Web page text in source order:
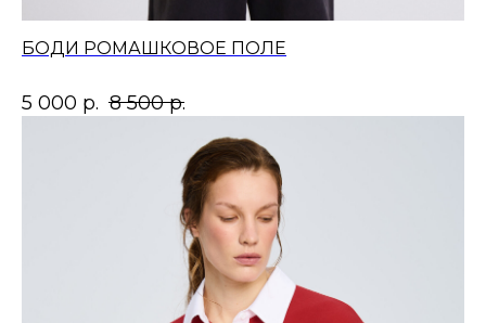
БОДИ РОМАШКОВОЕ ПОЛЕ
5 000 р. 8 500 р.